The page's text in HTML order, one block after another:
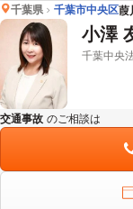
千葉県 千葉市中央区葭
小澤
千葉中央
交通事故 のご相談は